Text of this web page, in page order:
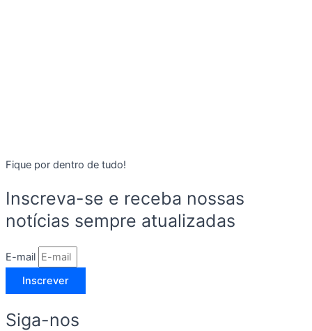
Fique por dentro de tudo!
Inscreva-se e receba nossas
notícias sempre atualizadas
E-mail
Inscrever
Siga-nos